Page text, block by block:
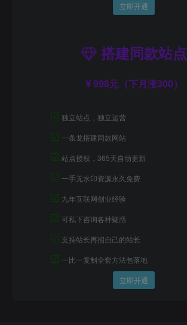
立即开通
搭建同款站点
998元（下月涨300）
☑ 独立站点，独立运营
☑ 一条龙搭建同款网站
☑ 站点授权，365天自动更新
☑ 一手无水印资源永久免费
☑ 九年互联网创业经验
☑ 可私下咨询各种疑惑
☑ 支持站长再招自己的站长
☑ 一比一复制全套方法包落地
立即开通